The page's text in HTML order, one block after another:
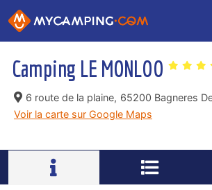
Camping LE MONLOO
6 route de la plaine, 65200 Bagneres
Voir la carte sur Google Maps